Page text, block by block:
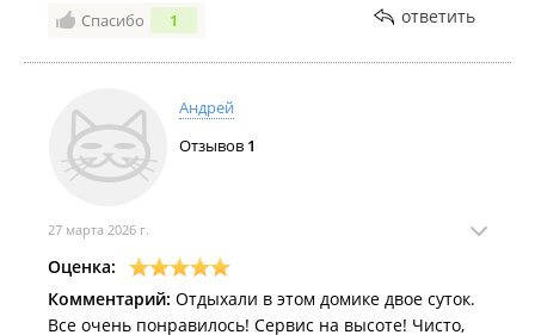
Спасибо 1 ответить
Андрей
Отзывов 1
27 марта 2026 г.
Оценка:
Комментарий: Отдыхали в этом домике двое суток.
Все очень понравилось! Сервис на высоте! Чисто,